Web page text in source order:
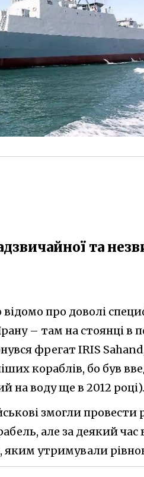
та
про доволі
– там на стоянці в
фрегат IRIS
кораблів, бо був
на воду ще в 2012 році).
змогли провести
але за деякий час
яким утримували